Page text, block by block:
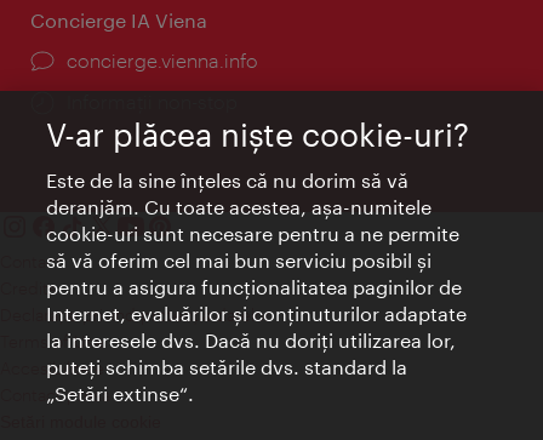
Concierge IA Viena
concierge.vienna.info
Contact
Credits
Declaraţie privind protecţia datelor
Terms of Use
Accesibilitate
Contact presa
V-ar plăcea nişte cookie-uri?
Este de la sine înţeles că nu dorim să vă
deranjăm. Cu toate acestea, aşa-numitele
cookie-uri sunt necesare pentru a ne permite
să vă oferim cel mai bun serviciu posibil şi
pentru a asigura funcţionalitatea paginilor de
Internet, evaluărilor şi conţinuturilor adaptate
la interesele dvs. Dacă nu doriţi utilizarea lor,
puteţi schimba setările dvs. standard la
„Setări extinse“.